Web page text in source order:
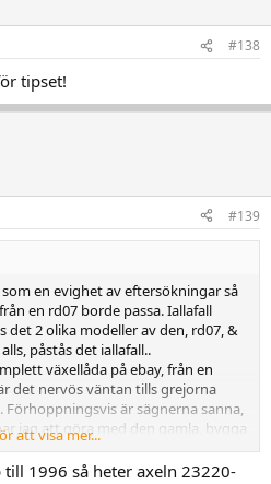
#138
tipset!
#139
en evighet av eftersökningar så
en rd07 borde passa. Iallafall
2 olika modeller av den, rd07, &
påstås det iallafall..
växellåda på ebay, från en
det nervös väntan tills grejorna
är sägnerna sanna,
jag att göra med den gamla, bygga
att visa mer...
1996 så heter axeln 23220-